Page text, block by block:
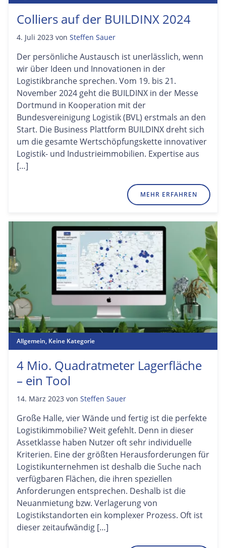
Colliers auf der BUILDINX 2024
4. Juli 2023 von Steffen Sauer
Der persönliche Austausch ist unerlässlich, wenn
wir über Ideen und Innovationen in der
Logistikbranche sprechen. Vom 19. bis 21.
November 2024 geht die BUILDINX in der Messe
Dortmund in Kooperation mit der
Bundesvereinigung Logistik (BVL) erstmals an den
Start. Die Business Plattform BUILDINX dreht sich
um die gesamte Wertschöpfungskette innovativer
Logistik- und Industrieimmobilien. Expertise aus
[…]
MEHR ERFAHREN
Allgemein, Keine Kategorie
4 Mio. Quadratmeter Lagerfläche
– ein Tool
14. März 2023 von Steffen Sauer
Große Halle, vier Wände und fertig ist die perfekte
Logistikimmobilie? Weit gefehlt. Denn in dieser
Assetklasse haben Nutzer oft sehr individuelle
Kriterien. Eine der größten Herausforderungen für
Logistikunternehmen ist deshalb die Suche nach
verfügbaren Flächen, die ihren speziellen
Anforderungen entsprechen. Deshalb ist die
Neuanmietung bzw. Verlagerung von
Logistikstandorten ein komplexer Prozess. Oft ist
dieser zeitaufwändig […]